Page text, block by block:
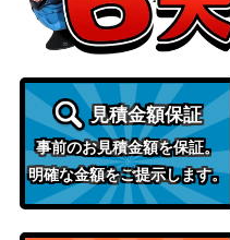
6a 092/064】
ゼクロムex（SAR）【sv1
1B 169/086】
オーロット&ヨノワールG
X（スペシャルアート）
見積金額保証
事前のお見積金額を保証。
明確な金額をご提示します。